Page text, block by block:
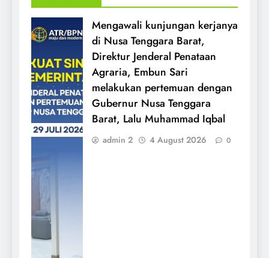
Mengawali kunjungan kerjanya
di Nusa Tenggara Barat,
Direktur Jenderal Penataan
Agraria, Embun Sari
melakukan pertemuan dengan
Gubernur Nusa Tenggara
Barat, Lalu Muhammad Iqbal
admin 2 4 August 2026 0